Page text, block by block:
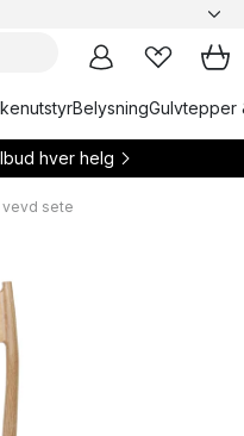
BelysningGulvtepper
hver helg
vevd sete